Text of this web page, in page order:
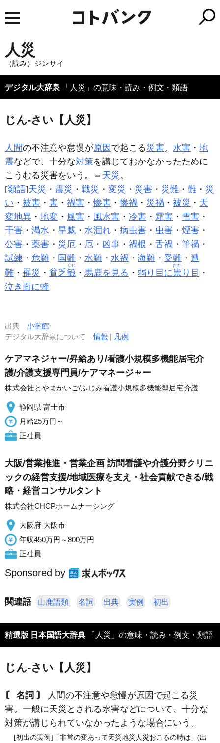
人災
（読み）ジンサイ
デジタル大辞泉 「人災」の意味・読み・例文・類語
じん‐さい【人災】
人間の不注意や怠慢が原因 で起こる 災害。 水害 ・ 地
震などで、十分な対策を講じておかなかったために
こうむる災害をいう。⇔ 天災 。
[類語]天災 ・ 震災 ・ 戦災 ・ 変災 ・ 災害 ・ 災難 ・ 難 ・ 災
い ・ 被害 ・ 害 ・ 禍害 ・惨害 ・惨禍 ・ 災禍 ・ 被災 ・ 天
変地異 ・ 地変 ・ 風害 ・ 風水害 ・ 冷害 ・ 霜害 ・ 雪害 ・
干害 ・ 渇水 ・ 旱魃 ・ 水涸れ ・ 病虫害 ・ 虫害 ・ 煙害 ・
公害 ・ 薬害 ・ 災厄 ・ 厄 ・ 凶事 ・ 禍根 ・ 舌禍 ・ 筆禍 ・
試練 ・ 危難 ・ 国難 ・ 水難 ・ 水禍 ・ 海難 ・ 受難 ・ 遭
難 ・ 罹災 ・ 貧乏籤
くじ
・ 馬鹿を見る ・ 弱り目に祟
たた
り目 ・
泣き面に蜂
出典 小学館
デジタル大辞泉について情報 | 凡例
ケアマネジャー/昇給あり/看護小規模多機能居宅介
護/介護支援専門員/ケアマネージャー
株式会社とやまかいご/ふじみ看護小規模多機能型居宅介護
静岡県 富士市
月給25万円～
正社員
大阪/営業推進・営業企画 訪問看護や介護分野クリニ
ックの経営支援/地域医療を支え・社会貢献できる/戦
略・経営コンサルタント
株式会社CHCPホームナーシング
大阪府 大阪市
年収450万円～800万円
正社員
Sponsored by
関連語 山鹿語類 名詞 出典 実例 初出
精選版 日本国語大辞典 「人災」の意味・読み・例文・類語
じん‐さい【人災】
〘 名詞 〙
人間の不注意や怠慢が原因で起こる災
害。一般に天災とされる水害などについて、十分な
対策が講じられていなかったような場合にいう。
[初出の実例]「非常の変あって天災地災人災おこるの時は」(出